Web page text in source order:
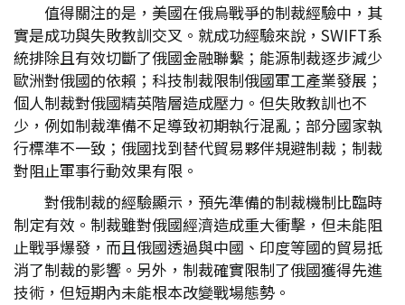
值得關注的是，美國在俄烏戰爭的制裁經驗中，其
實是成功與失敗教訓交叉。就成功經驗來說，SWIFT系
統排除且有效切斷了俄國金融聯繫；能源制裁逐步減少
歐洲對俄國的依賴；科技制裁限制俄國軍工產業發展；
個人制裁對俄國精英階層造成壓力。但失敗教訓也不
少，例如制裁準備不足導致初期執行混亂；部分國家執
行標準不一致；俄國找到替代貿易夥伴規避制裁；制裁
對阻止軍事行動效果有限。
對俄制裁的經驗顯示，預先準備的制裁機制比臨時
制定有效。制裁雖對俄國經濟造成重大衝擊，但未能阻
止戰爭爆發，而且俄國透過與中國、印度等國的貿易抵
消了制裁的影響。另外，制裁確實限制了俄國獲得先進
技術，但短期內未能根本改變戰場態勢。